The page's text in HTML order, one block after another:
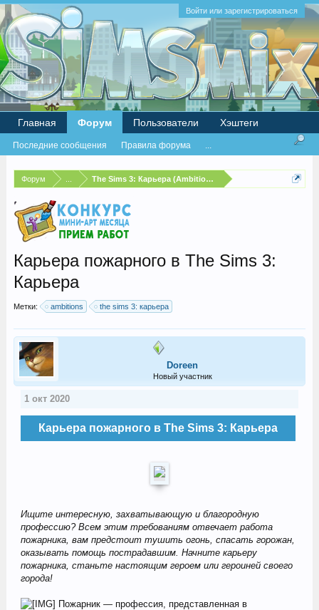
Войти или зарегистрироваться
Форум The Sims 3: Карьера (Ambitions)
Карьера пожарного в The Sims 3:
Карьера
Метки: ambitions the sims 3: карьера
Doreen
Новый участник
1 окт 2020
Карьера пожарного в The Sims 3: Карьера
Ищите интересную, захватывающую и благородную
профессию? Всем этим требованиям отвечает работа
пожарника, вам предстоит тушить огонь, спасать горожан,
оказывать помощь пострадавшим. Начните карьеру
пожарника, станьте настоящим героем или героиней своего
города!
Пожарник — профессия, представленная в
Главная Форум
Последние сообщения Правила форума ...
Пользователи Хэштеги